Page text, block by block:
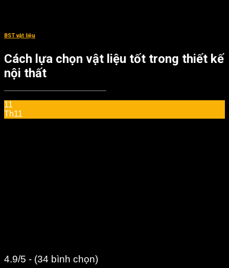
BST vật liệu
Cách lựa chọn vật liệu tốt trong thiết kế
nội thất
11
Th11
4.9/5 - (34 bình chọn)